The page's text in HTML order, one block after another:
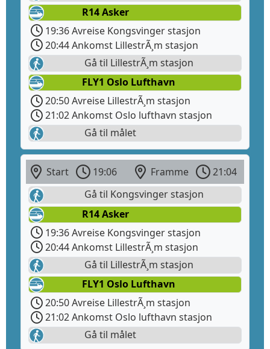
R14 Asker
19:36 Avreise Kongsvinger stasjon
20:44 Ankomst LillestrÃ¸m stasjon
Gå til LillestrÃ¸m stasjon
FLY1 Oslo Lufthavn
20:50 Avreise LillestrÃ¸m stasjon
21:02 Ankomst Oslo lufthavn stasjon
Gå til målet
Start 19:06 Framme
21:04
Gå til Kongsvinger stasjon
R14 Asker
19:36 Avreise Kongsvinger stasjon
20:44 Ankomst LillestrÃ¸m stasjon
Gå til LillestrÃ¸m stasjon
FLY1 Oslo Lufthavn
20:50 Avreise LillestrÃ¸m stasjon
21:02 Ankomst Oslo lufthavn stasjon
Gå til målet